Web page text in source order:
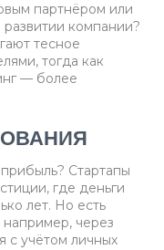
партнёром или
развитии компании?
тесное
тогда как
— более
Стартапы
где деньги
лет. Но есть
через
с учётом личных